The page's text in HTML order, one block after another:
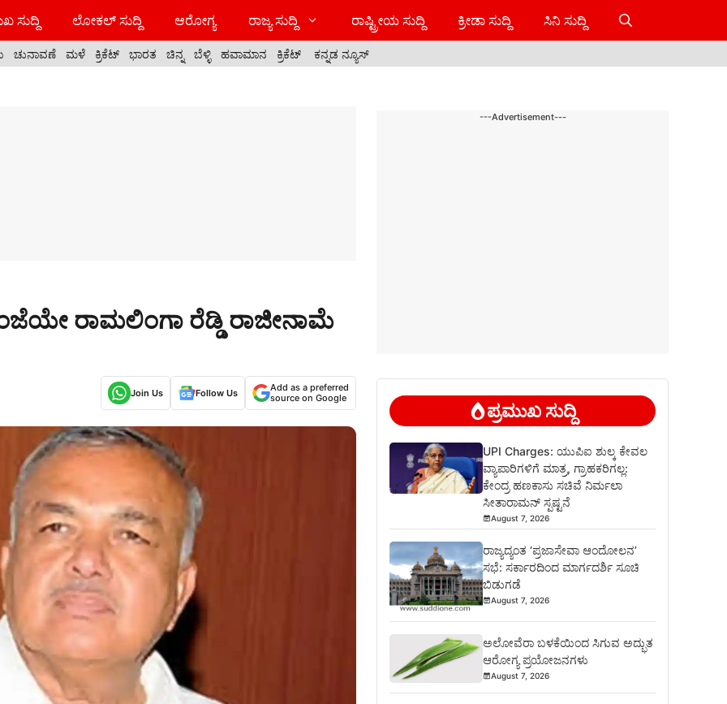
ಸುದ್ದಿ ಲೋಕಲ್ ಸುದ್ದಿ ಆರೋಗ್ಯ ರಾಜ್ಯ ಸುದ್ದಿ ರಾಷ್ಟ್ರೀಯ ಸುದ್ದಿ ಕ್ರೀಡಾ ಸುದ್ದಿ ಸಿನಿ ಸುದ್ದಿ
ಚುನಾವಣೆ ಮಳೆ ಕ್ರಿಕೆಟ್ ಭಾರತ ಚಿನ್ನ ಬೆಳ್ಳಿ ಹವಾಮಾನ ಕ್ರಿಕೆಟ್ ಕನ್ನಡ ನ್ಯೂಸ್
ರಾಮಲಿಂಗಾ ರೆಡ್ಡಿ ರಾಜೀನಾಮೆ
Join Us Follow Us
Add as a preferred
source on Google
---Advertisement---
ಪ್ರಮುಖ ಸುದ್ದಿ
UPI Charges: ಯುಪಿಐ ಶುಲ್ಕ ಕೇವಲ
ವ್ಯಾಪಾರಿಗಳಿಗೆ ಮಾತ್ರ, ಗ್ರಾಹಕರಿಗಲ್ಲ:
ಕೇಂದ್ರ ಹಣಕಾಸು ಸಚಿವೆ ನಿರ್ಮಲಾ
ಸೀತಾರಾಮನ್ ಸ್ಪಷ್ಟನೆ
August 7, 2026
ರಾಜ್ಯದ್ಯಂತ ‘ಪ್ರಜಾಸೇವಾ ಆಂದೋಲನ’
ಸಭೆ: ಸರ್ಕಾರದಿಂದ ಮಾರ್ಗದರ್ಶಿ ಸೂಚಿ
ಬಿಡುಗಡೆ
August 7, 2026
ಅಲೋವೆರಾ ಬಳಕೆಯಿಂದ ಸಿಗುವ ಅದ್ಭುತ
ಆರೋಗ್ಯ ಪ್ರಯೋಜನಗಳು
August 7, 2026